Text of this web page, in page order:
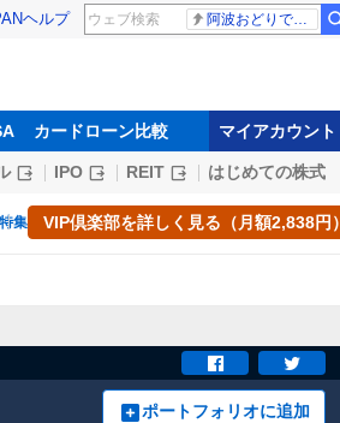
ヘルプ 阿波おどりで不適切な動画
カードローン比較 マイアカウント
IPO REIT はじめての株式
集 VIP倶楽部を詳しく見る（月額2,838円）
ポートフォリオに追加